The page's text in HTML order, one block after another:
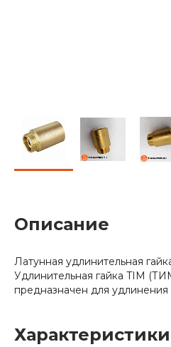
Описание
Латунная удлинительная
Удлинительная гайка TIM
предназначен для
Характеристики